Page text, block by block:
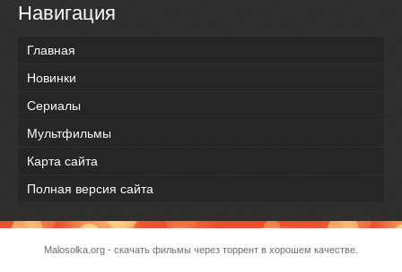
Навигация
Главная
Новинки
Сериалы
Мультфильмы
Карта сайта
Полная версия сайта
Malosolka.org - скачать фильмы через торрент в хорошем качестве.